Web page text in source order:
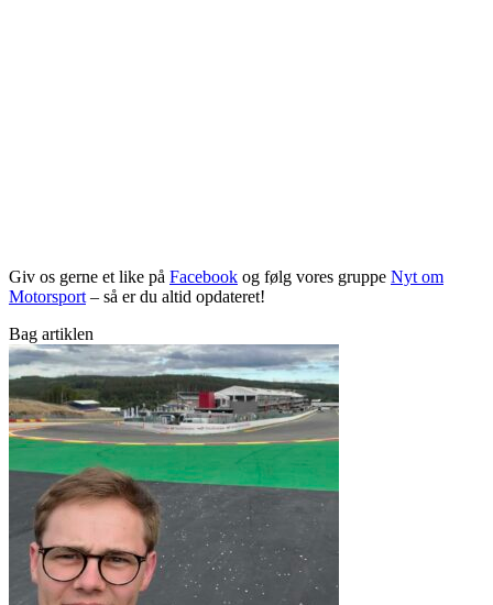
Giv os gerne et like på Facebook og følg vores gruppe Nyt om
Motorsport – så er du altid opdateret!
Bag artiklen